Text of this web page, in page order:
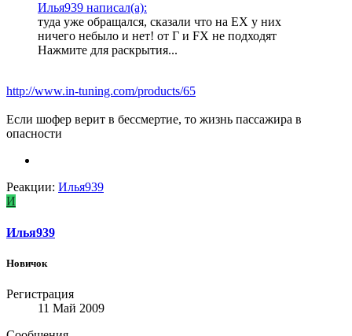
Илья939 написал(а):
туда уже обращался, сказали что на ЕХ у них
ничего небыло и нет! от Г и FX не подходят
Нажмите для раскрытия...
http://www.in-tuning.com/products/65
Если шофер верит в бессмертие, то жизнь пассажира в
опасности
Реакции: Илья939
И
Илья939
Новичок
Регистрация
11 Май 2009